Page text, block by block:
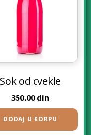
Sok od cvekle
350.00 din
DODAJ U KORPU